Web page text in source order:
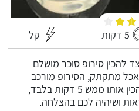
5 דקות קל
להכין סירופ סוכר מושלם
מתקתק, הסירופ מורכב
מ-3 מרכיבים בלבד ולוקח להכין אותו ממש 5 דקות בלבד,
ושיהיה לכם בהצלחה.